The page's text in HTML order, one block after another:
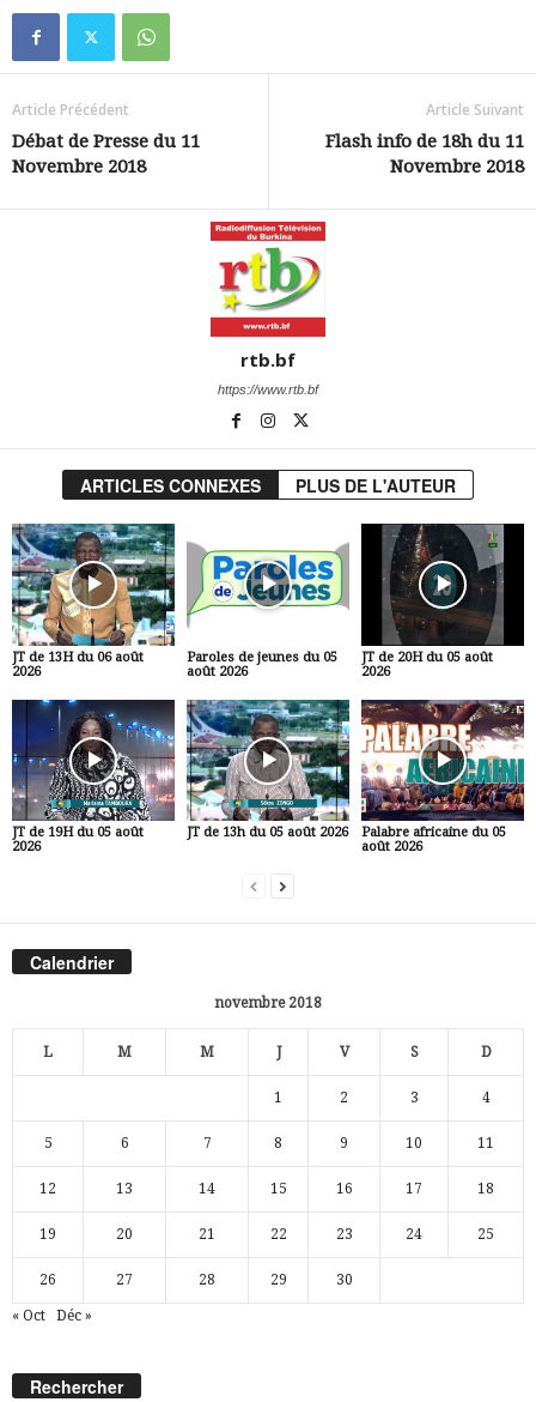
Article Précédent
Débat de Presse du 11
Novembre 2018
Article Suivant
Flash info de 18h du 11
Novembre 2018
rtb.bf
https://www.rtb.bf
ARTICLES CONNEXES PLUS DE L'AUTEUR
JT de 13H du 06 août
2026
Paroles de jeunes du 05
août 2026
JT de 20H du 05 août
2026
JT de 19H du 05 août
2026
JT de 13h du 05 août 2026
Palabre africaine du 05
août 2026
Calendrier
novembre 2018
L M M J V S D
1 2 3 4
5 6 7 8 9 10 11
12 13 14 15 16 17 18
19 20 21 22 23 24 25
26 27 28 29 30
« Oct Déc »
Rechercher